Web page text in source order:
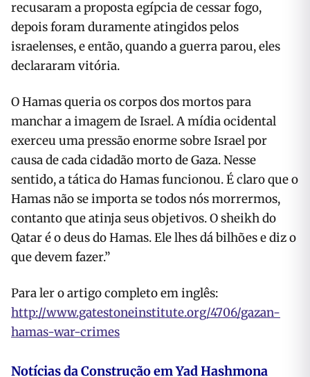
recusaram a proposta egípcia de cessar fogo,
depois foram duramente atingidos pelos
israelenses, e então, quando a guerra parou, eles
declararam vitória.
O Hamas queria os corpos dos mortos para
manchar a imagem de Israel. A mídia ocidental
exerceu uma pressão enorme sobre Israel por
causa de cada cidadão morto de Gaza. Nesse
sentido, a tática do Hamas funcionou. É claro que o
Hamas não se importa se todos nós morrermos,
contanto que atinja seus objetivos. O sheikh do
Qatar é o deus do Hamas. Ele lhes dá bilhões e diz o
que devem fazer.”
Para ler o artigo completo em inglês:
http://www.gatestoneinstitute.org/4706/gazan-
hamas-war-crimes
Notícias da Construção em Yad Hashmona